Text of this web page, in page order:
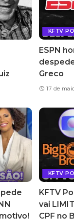
KFTV
ESPN
Greco
17 de
KFTV
KFTV
vai
CPF no